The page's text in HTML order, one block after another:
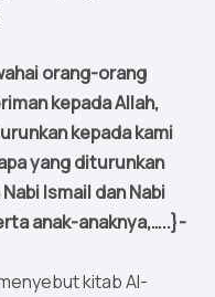
orang-orang
kepada Allah,
kepada kami
yang diturunkan
Ismail dan Nabi
anak-anaknya,…..}-
kitab Al-